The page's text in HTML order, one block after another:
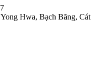
Hwa, Bạch Băng, Cát